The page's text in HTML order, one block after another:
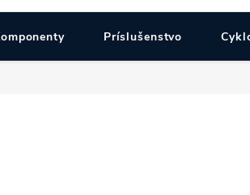
Príslušenstvo